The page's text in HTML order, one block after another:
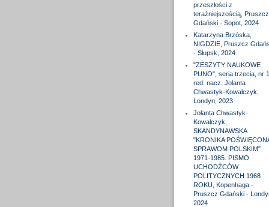
przeszłości z
teraźniejszością, Pruszcz
Gdański - Sopot, 2024
Katarzyna Brzóska,
NIGDZIE, Pruszcz
- Słupsk, 2024
"ZESZYTY NAUKOWE
PUNO", seria trzecia, nr
red. nacz. Jolanta
Chwastyk-Kowalczyk,
Londyn, 2023
Jolanta Chwastyk-
Kowalczyk,
SKANDYNAWSKA
"KRONIKA
SPRAWOM POLSKIM"
1971-1985. PISMO
UCHODŹCÓW
POLITYCZNYCH 1968
ROKU, Kopenhaga -
Pruszcz Gdański -
2024